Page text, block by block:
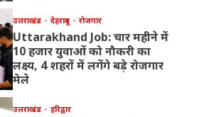
उत्तराखंड देहरादून रोजगार
Uttarakhand Job: चार महीने में
10 हजार युवाओं को नौकरी का
लक्ष्य, 4 शहरों में लगेंगे बड़े रोजगार
मेले
उत्तराखंड हरिद्वार